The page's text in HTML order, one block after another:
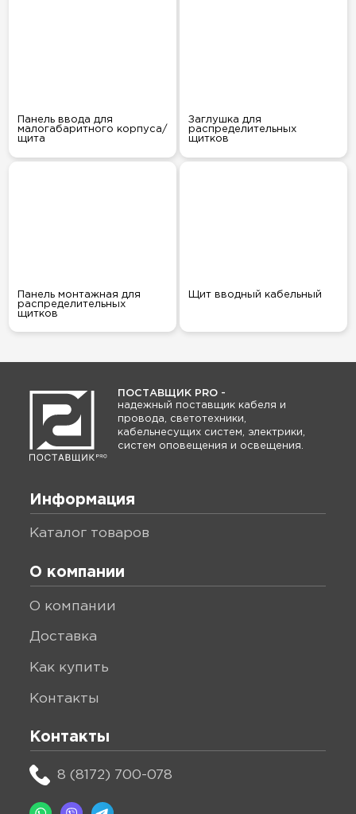
Панель ввода для
малогабаритного корпуса/
щита
Заглушка для
распределительных
щитков
Панель монтажная для
распределительных
щитков
Щит вводный кабельный
ПОСТАВЩИК PRO -
надежный поставщик кабеля и
провода, светотехники,
кабельнесущих систем, электрики,
систем оповещения и освещения.
Информация
каталог товаров
О компании
о компании
доставка
как купить
контакты
Контакты
8 (8172) 700-078